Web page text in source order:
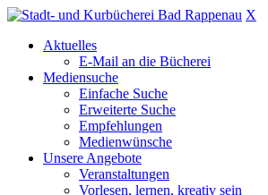
X
Aktuelles
E-Mail an die Bücherei
Mediensuche
Einfache Suche
Erweiterte Suche
Empfehlungen
Medienwünsche
Unsere Angebote
Veranstaltungen
Vorlesen, lernen, kreativ sein